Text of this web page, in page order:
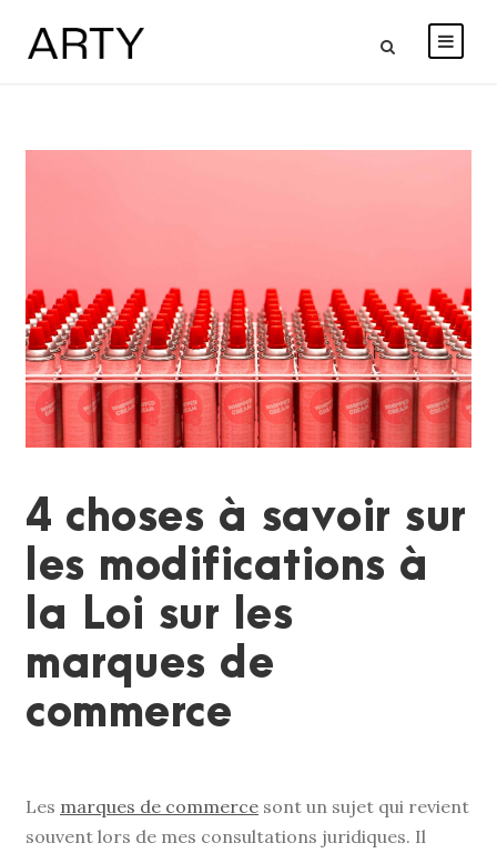
4 choses à savoir sur
les modifications à
la Loi sur les
marques de
commerce
Les marques de commerce sont un sujet qui revient
souvent lors de mes consultations juridiques. Il